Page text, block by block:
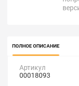
ПОЛНОЕ ОПИСАНИЕ
Артикул
00018093